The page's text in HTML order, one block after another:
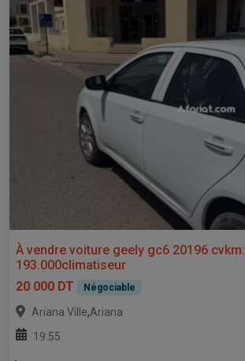
À vendre voiture geely gc6 20196 cvkm:
193.000climatiseur
20 000 DT
Négociable
Ariana Ville,Ariana
19:55